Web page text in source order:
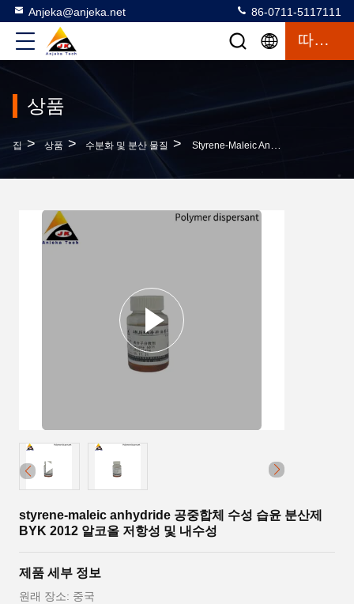
Anjeka@anjeka.net 86-0711-5117111
따옴표
상품
집 > 상품 > 수분화 및 분산 물질 > Styrene-Maleic Anhydride 공중합체 수성 습윤 분산제 BYK 2012 알코올 저항성 및 내수성
styrene-maleic anhydride 공중합체 수성 습윤 분산제
BYK 2012 알코올 저항성 및 내수성
제품 세부 정보
원래 장소: 중국